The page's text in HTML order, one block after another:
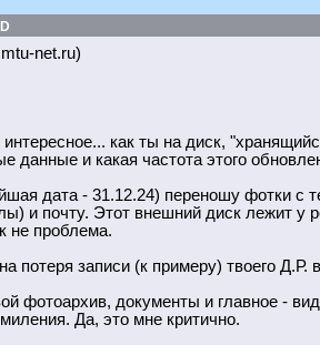
net.ru)
как ты на диск,
данные и какая частота этого
дата - 31.12.24) переношу фотки
и почту. Этот внешний диск лежит у
не проблема.
потеря записи (к примеру) твоего Д.Р.
фотоархив, документы и главное -
Да, это мне критично.